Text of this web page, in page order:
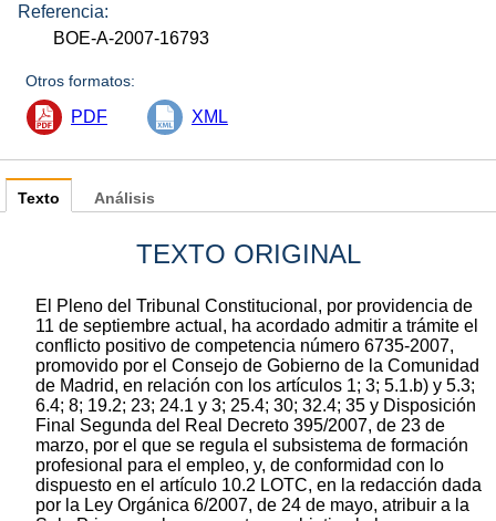
Referencia:
BOE-A-2007-16793
Otros formatos:
PDF XML
Texto
TEXTO ORIGINAL
El Pleno del Tribunal Constitucional, por providencia de
11 de septiembre actual, ha acordado admitir a trámite el
conflicto positivo de competencia número 6735-2007,
promovido por el Consejo de Gobierno de la Comunidad
de Madrid, en relación con los artículos 1; 3; 5.1.b) y 5.3;
6.4; 8; 19.2; 23; 24.1 y 3; 25.4; 30; 32.4; 35 y Disposición
Final Segunda del Real Decreto 395/2007, de 23 de
marzo, por el que se regula el subsistema de formación
profesional para el empleo, y, de conformidad con lo
dispuesto en el artículo 10.2 LOTC, en la redacción dada
por la Ley Orgánica 6/2007, de 24 de mayo, atribuir a la
Análisis